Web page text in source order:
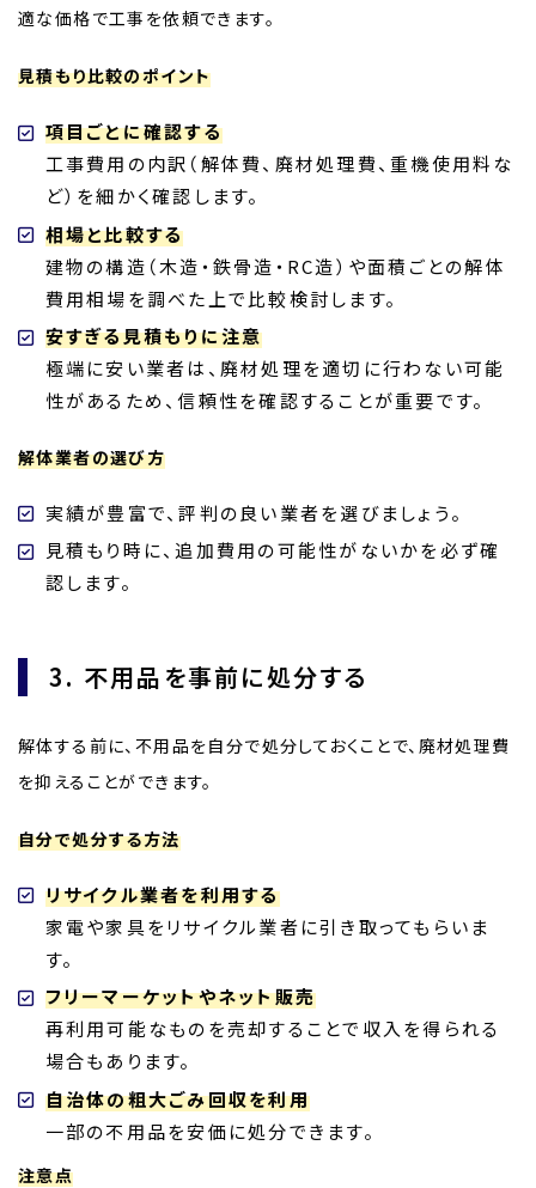
適な価格で工事を依頼できます。
見積もり比較のポイント
項目ごとに確認する
工事費用の内訳（解体費、廃材処理費、重機使用料な
ど）を細かく確認します。
相場と比較する
建物の構造（木造・鉄骨造・RC造）や面積ごとの解体
費用相場を調べた上で比較検討します。
安すぎる見積もりに注意
極端に安い業者は、廃材処理を適切に行わない可能
性があるため、信頼性を確認することが重要です。
解体業者の選び方
実績が豊富で、評判の良い業者を選びましょう。
見積もり時に、追加費用の可能性がないかを必ず確
認します。
3. 不用品を事前に処分する
解体する前に、不用品を自分で処分しておくことで、廃材処理費
を抑えることができます。
自分で処分する方法
リサイクル業者を利用する
家電や家具をリサイクル業者に引き取ってもらいま
す。
フリーマーケットやネット販売
再利用可能なものを売却することで収入を得られる
場合もあります。
自治体の粗大ごみ回収を利用
一部の不用品を安価に処分できます。
注意点